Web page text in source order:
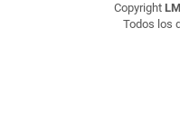
Copyright
Todos los